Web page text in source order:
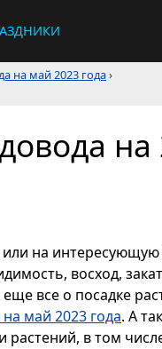
на май 2023 года›
на
на интересующую
восход,
все о посадке
май 2023 года. А
растений, в том